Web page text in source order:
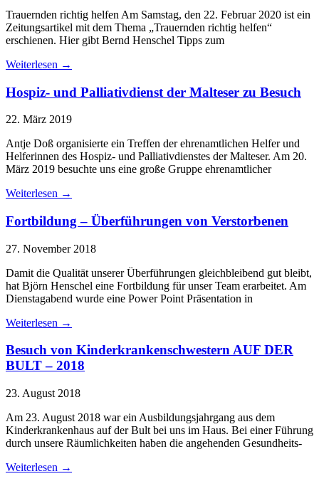
Trauernden richtig helfen Am Samstag, den 22. Februar 2020 ist ein
Zeitungsartikel mit dem Thema „Trauernden richtig helfen“
erschienen. Hier gibt Bernd Henschel Tipps zum
Weiterlesen →
Hospiz- und Palliativdienst der Malteser zu Besuch
22. März 2019
Antje Doß organisierte ein Treffen der ehrenamtlichen Helfer und
Helferinnen des Hospiz- und Palliativdienstes der Malteser. Am 20.
März 2019 besuchte uns eine große Gruppe ehrenamtlicher
Weiterlesen →
Fortbildung – Überführungen von Verstorbenen
27. November 2018
Damit die Qualität unserer Überführungen gleichbleibend gut bleibt,
hat Björn Henschel eine Fortbildung für unser Team erarbeitet. Am
Dienstagabend wurde eine Power Point Präsentation in
Weiterlesen →
Besuch von Kinderkrankenschwestern AUF DER
BULT – 2018
23. August 2018
Am 23. August 2018 war ein Ausbildungsjahrgang aus dem
Kinderkrankenhaus auf der Bult bei uns im Haus. Bei einer Führung
durch unsere Räumlichkeiten haben die angehenden Gesundheits-
Weiterlesen →